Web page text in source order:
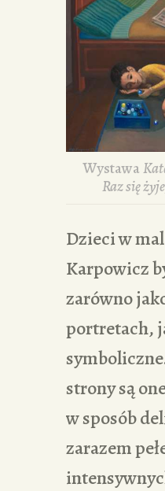
Wystawa
Raz się
Dzieci w
Karpowicz
zarówno
portretach,
strony są
w sposób
zarazem